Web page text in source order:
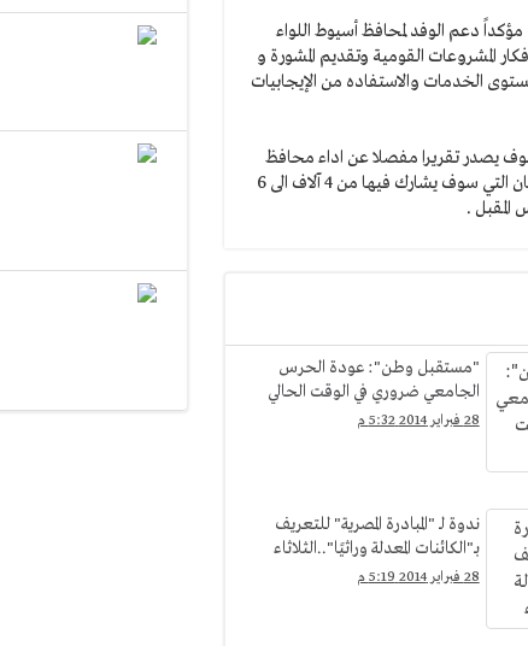
دعم الوفد لمحافظ أسيوط اللواء
المشروعات القومية وتقديم المشورة و
الخدمات والاستفاده من الإيجابيات
يصدر تقريرا مفصلا عن اداء محافظ
أسيوط بعد مرور 6 اشهر على توليه المسئولية و تقريرا آخر يعلن فيه نتائج استمارات الاستبيان التي سوف يشارك فيها من 4 آلاف الى 6
المقبل .
"مستقبل وطن": عودة الحرس
الجامعي ضروري في الوقت الحالي
28 فبراير 2014 5:32 م
ندوة لـ "المبادرة المصرية" للتعريف
بـ"الكائنات المعدلة وراثيًا"..الثلاثاء
28 فبراير 2014 5:19 م